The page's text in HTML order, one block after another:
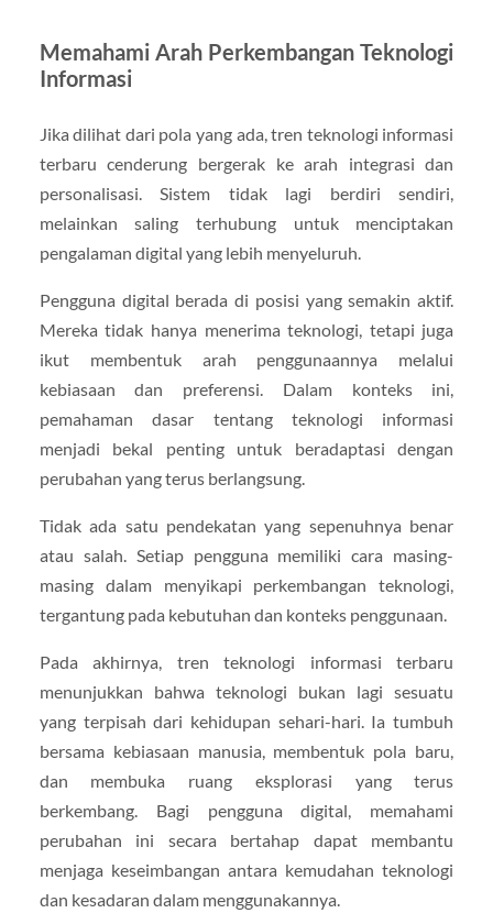
Memahami Arah PerkembanganTeknologi
Informasi
Jika dilihat dari pola yang ada, tren teknologi informasi
terbaru cenderung bergerak ke arah integrasi dan
personalisasi. Sistem tidak lagi berdiri sendiri,
melainkan saling terhubung untuk menciptakan
pengalaman digital yang lebih menyeluruh.
Pengguna digital berada di posisi yang semakin aktif.
Mereka tidak hanya menerima teknologi, tetapi juga
ikut membentuk arah penggunaannya melalui
kebiasaan dan preferensi. Dalam konteks ini,
pemahaman dasar tentang teknologi informasi
menjadi bekal penting untuk beradaptasi dengan
perubahan yang terus berlangsung.
Tidak ada satu pendekatan yang sepenuhnya benar
atau salah. Setiap pengguna memiliki cara masing-
masing dalam menyikapi perkembangan teknologi,
tergantung pada kebutuhan dan konteks penggunaan.
Pada akhirnya, tren teknologi informasi terbaru
menunjukkan bahwa teknologi bukan lagi sesuatu
yang terpisah dari kehidupan sehari-hari. Ia tumbuh
bersama kebiasaan manusia, membentuk pola baru,
dan membuka ruang eksplorasi yang terus
berkembang. Bagi pengguna digital, memahami
perubahan ini secara bertahap dapat membantu
menjaga keseimbangan antara kemudahan teknologi
dan kesadaran dalam menggunakannya.